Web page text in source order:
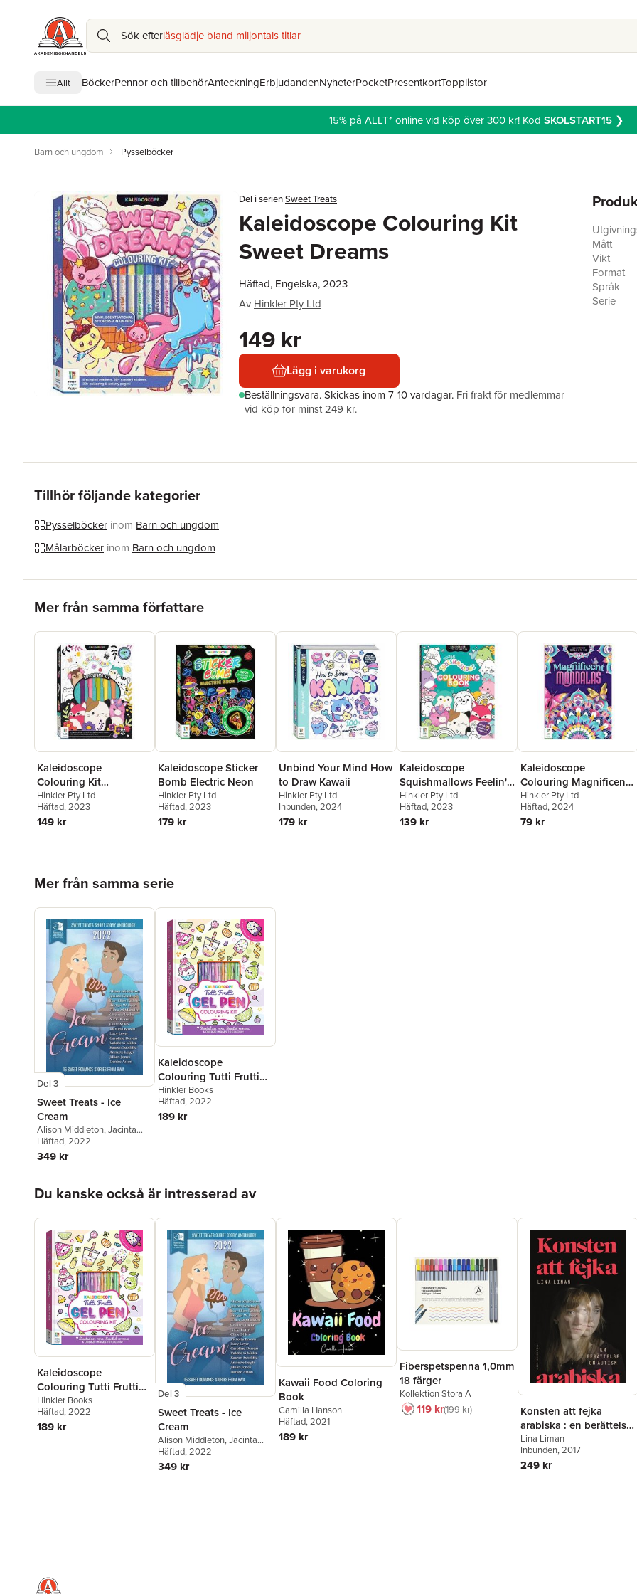
Sök efterläsglädje bland miljontals titlar
Allt BöckerPennor och tillbehörAnteckningErbjudandenNyheterPocketPresentkortTopplistor
15% på ALLT* online vid köp över 300 kr! Kod SKOLSTART15❯
Barn och ungdom Pysselböcker
Del i serienSweet Treats
Kaleidoscope Colouring Kit
Sweet Dreams
Häftad, Engelska, 2023
Av Hinkler Pty Ltd
149 kr
Lägg i varukorg
Beställningsvara.Skickas inom 7-10 vardagar. Fri frakt för medlemmar
vid köp för minst 249 kr.
Mått
Vikt
Format
Språk
Serie
Tillhör följande kategorier
Pysselböcker inom Barn och ungdom
Målarböcker inom Barn och ungdom
Mer från samma författare
Kaleidoscope
Colouring Kit
Squishmallows
Hinkler Pty Ltd
Häftad, 2023
149 kr
Kaleidoscope Sticker
Bomb Electric Neon
Hinkler Pty Ltd
Häftad, 2023
179 kr
Unbind Your Mind How
to Draw Kawaii
Hinkler Pty Ltd
Inbunden, 2024
179 kr
Kaleidoscope
Squishmallows Feelin'
Mallow Colouring Book
Hinkler Pty Ltd
Häftad, 2023
139 kr
Kaleidoscope
Colouring Magnificent
Mandalas
Hinkler Pty Ltd
Häftad, 2024
79 kr
Mer från samma serie
Del 3
Sweet Treats - Ice
Cream
Alison Middleton,Jacinta
Peachey,Sue-Ellen Pashley
Häftad, 2022
349 kr
Kaleidoscope
Colouring Tutti Frutti
Gel Pen Colouring Kit
Hinkler Books
Häftad, 2022
189 kr
Du kanske också är intresserad av
Kaleidoscope
Colouring Tutti Frutti
Gel Pen Colouring Kit
Hinkler Books
Häftad, 2022
189 kr
Del 3
Sweet Treats - Ice
Cream
Alison Middleton, Jacinta
Peachey,Sue-Ellen Pashley
Häftad, 2022
349 kr
Kawaii Food Coloring
Book
Camilla Hanson
Häftad, 2021
189 kr
Fiberspetspenna 1,0mm
18 färger
Kollektion Stora A
119 kr199 kr
Konsten att fejka
arabiska : en berättelse
om autism
Lina Liman
Inbunden, 2017
249 kr